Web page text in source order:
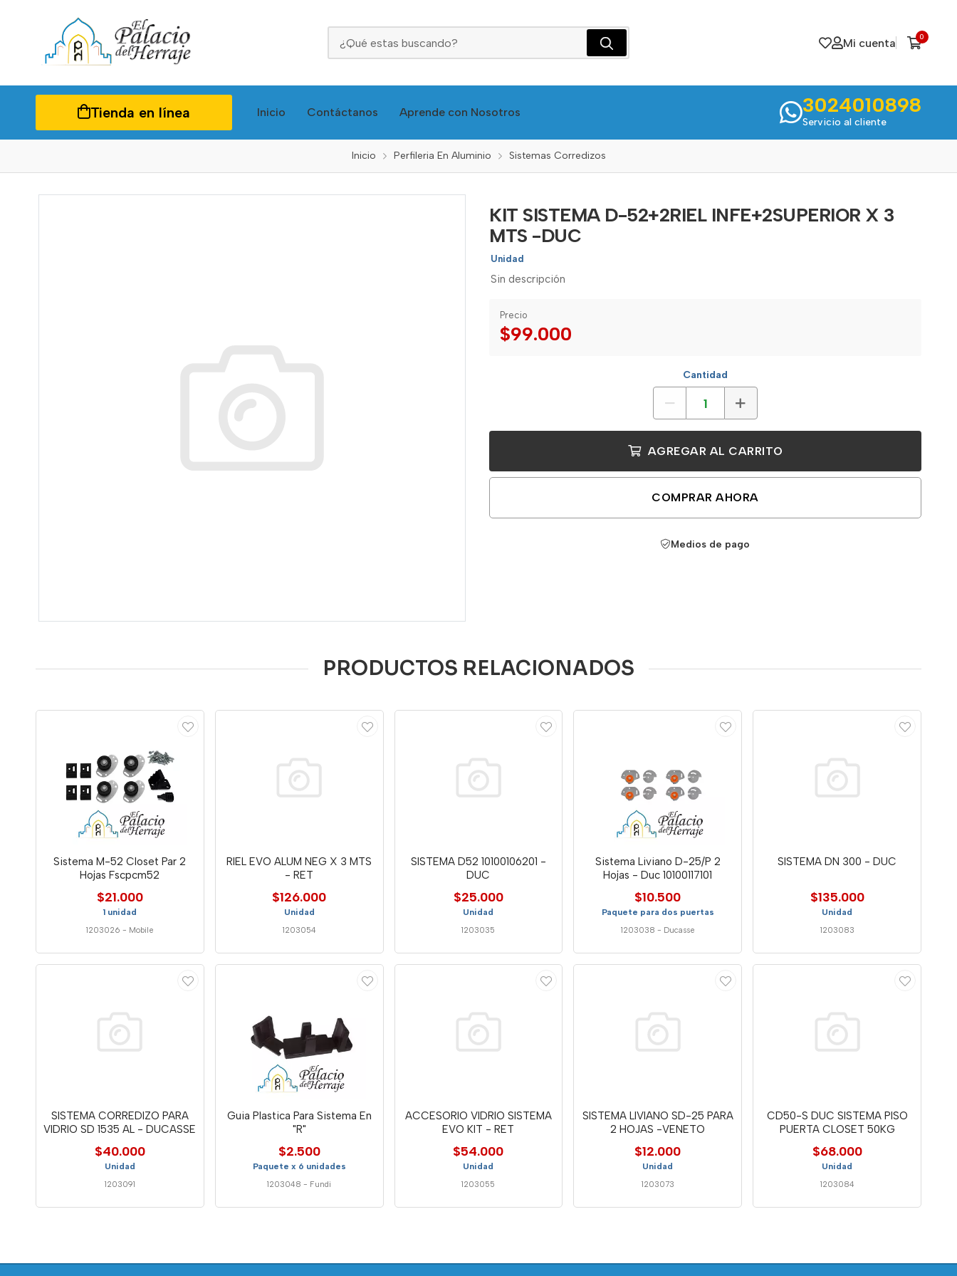
Mi cuenta 0
Tienda en línea Inicio Contáctanos Aprende con Nosotros 3024010898
Servicio al cliente
Inicio Perfileria En Aluminio Sistemas Corredizos
KIT SISTEMA D-52+2RIEL INFE+2SUPERIOR X 3
MTS -DUC
Unidad
Sin descripción
Precio
$99.000
Cantidad
AGREGAR AL CARRITO
COMPRAR AHORA
Medios de pago
PRODUCTOS RELACIONADOS
Sistema M-52 Closet Par 2
Hojas Fscpcm52
$21.000
1 unidad
1203026 - Mobile
RIEL EVO ALUM NEG X 3 MTS
- RET
$126.000
Unidad
1203054
SISTEMA D52 10100106201 -
DUC
$25.000
Unidad
1203035
Sistema Liviano D-25/P 2
Hojas - Duc 10100117101
$10.500
Paquete para dos puertas
1203038 - Ducasse
SISTEMA DN 300 - DUC
$135.000
Unidad
1203083
SISTEMA CORREDIZO PARA
VIDRIO SD 1535 AL - DUCASSE
$40.000
Unidad
1203091
Guia Plastica Para Sistema En
"R"
$2.500
Paquete x 6 unidades
1203048 - Fundi
ACCESORIO VIDRIO SISTEMA
EVO KIT - RET
$54.000
Unidad
1203055
SISTEMA LIVIANO SD-25 PARA
2 HOJAS -VENETO
$12.000
Unidad
1203073
CD50-S DUC SISTEMA PISO
PUERTA CLOSET 50KG
$68.000
Unidad
1203084